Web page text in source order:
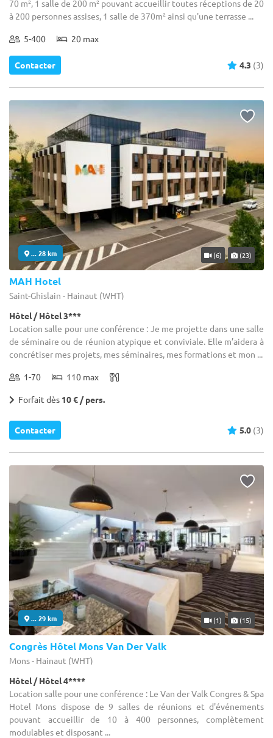
70 m², 1 salle de 200 m² pouvant accueillir toutes réceptions de 20
à 200 personnes assises, 1 salle de 370m² ainsi qu'une terrasse ...
5-400 20 max
Contacter 4.3 (3)
... 28 km (6) (23)
MAH Hotel
Saint-Ghislain - Hainaut (WHT)
Hôtel / Hôtel 3***
Location salle pour une conférence : Je me projette dans une salle
de séminaire ou de réunion atypique et conviviale. Elle m’aidera à
concrétiser mes projets, mes séminaires, mes formations et mon ...
1-70 110 max
Forfait dès 10 € / pers.
Contacter 5.0 (3)
... 29 km (1) (15)
Congrès Hôtel Mons Van Der Valk
Mons - Hainaut (WHT)
Hôtel / Hôtel 4****
Location salle pour une conférence : Le Van der Valk Congres & Spa
Hotel Mons dispose de 9 salles de réunions et d'événements
pouvant accueillir de 10 à 400 personnes, complètement
modulables et disposant ...